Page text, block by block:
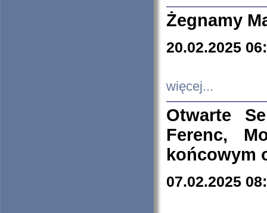
Żegnamy
20.02.2025
więcej...
Otwarte
Ferenc,
końcowym
07.02.2025